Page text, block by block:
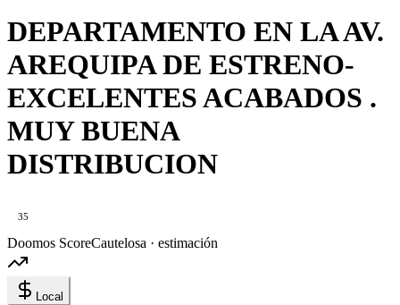
DEPARTAMENTO EN LA AV.
AREQUIPA DE ESTRENO-
EXCELENTES ACABADOS .
MUY BUENA
DISTRIBUCION
35
Doomos ScoreCautelosa · estimación
Local